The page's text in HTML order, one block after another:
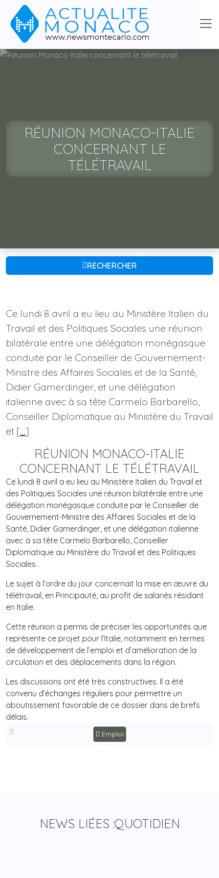
RÉUNION MONACO-ITALIE
CONCERNANT LE
TÉLÉTRAVAIL
RECHERCHER
Ce lundi 8 avril a eu lieu au Ministère Italien du
Travail et des Politiques Sociales une réunion
bilatérale entre une délégation monégasque
conduite par le Conseiller de Gouvernement-
Ministre des Affaires Sociales et de la Santé,
Didier Gamerdinger, et une délégation
italienne avec à sa tête Carmelo Barbarello,
Conseiller Diplomatique au Ministère du Travail
et […]
RÉUNION MONACO-ITALIE
CONCERNANT LE TÉLÉTRAVAIL
Ce lundi 8 avril a eu lieu au Ministère Italien du Travail et
des Politiques Sociales une réunion bilatérale entre une
délégation monégasque conduite par le Conseiller de
Gouvernement-Ministre des Affaires Sociales et de la
Santé, Didier Gamerdinger, et une délégation italienne
avec à sa tête Carmelo Barbarello, Conseiller
Diplomatique au Ministère du Travail et des Politiques
Sociales.
Le sujet à l’ordre du jour concernait la mise en œuvre du
télétravail, en Principauté, au profit de salariés résidant
en Italie.
Cette réunion a permis de préciser les opportunités que
représente ce projet pour l’Italie, notamment en termes
de développement de l’emploi et d’amélioration de la
circulation et des déplacements dans la région.
Les discussions ont été très constructives. Il a été
convenu d’échanges réguliers pour permettre un
aboutissement favorable de ce dossier dans de brefs
délais.
Emploi
NEWS LIÉES :QUOTIDIEN